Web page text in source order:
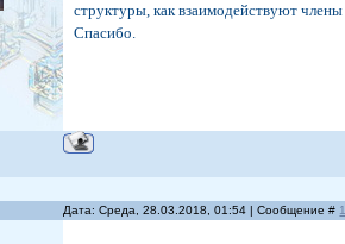
структуры, как взаимодействуют
Спасибо.
Дата: Среда, 28.03.2018, 01:54 | Сообщение #